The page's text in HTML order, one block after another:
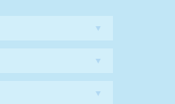
▼
▼
▼